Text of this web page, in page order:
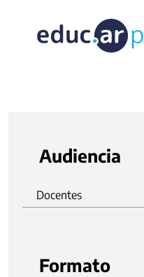
Audiencia
Docentes
Formato